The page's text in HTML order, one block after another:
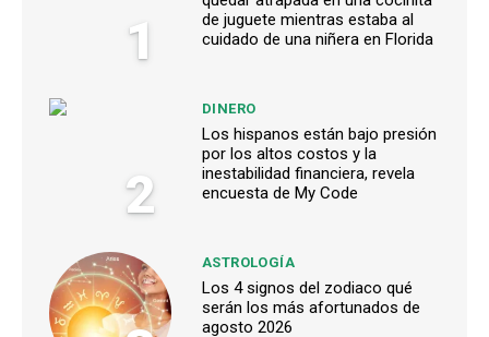
1
de juguete mientras estaba al
cuidado de una niñera en Florida
2
DINERO
Los hispanos están bajo presión
por los altos costos y la
inestabilidad financiera, revela
encuesta de My Code
ASTROLOGÍA
Los 4 signos del zodiaco qué
serán los más afortunados de
agosto 2026